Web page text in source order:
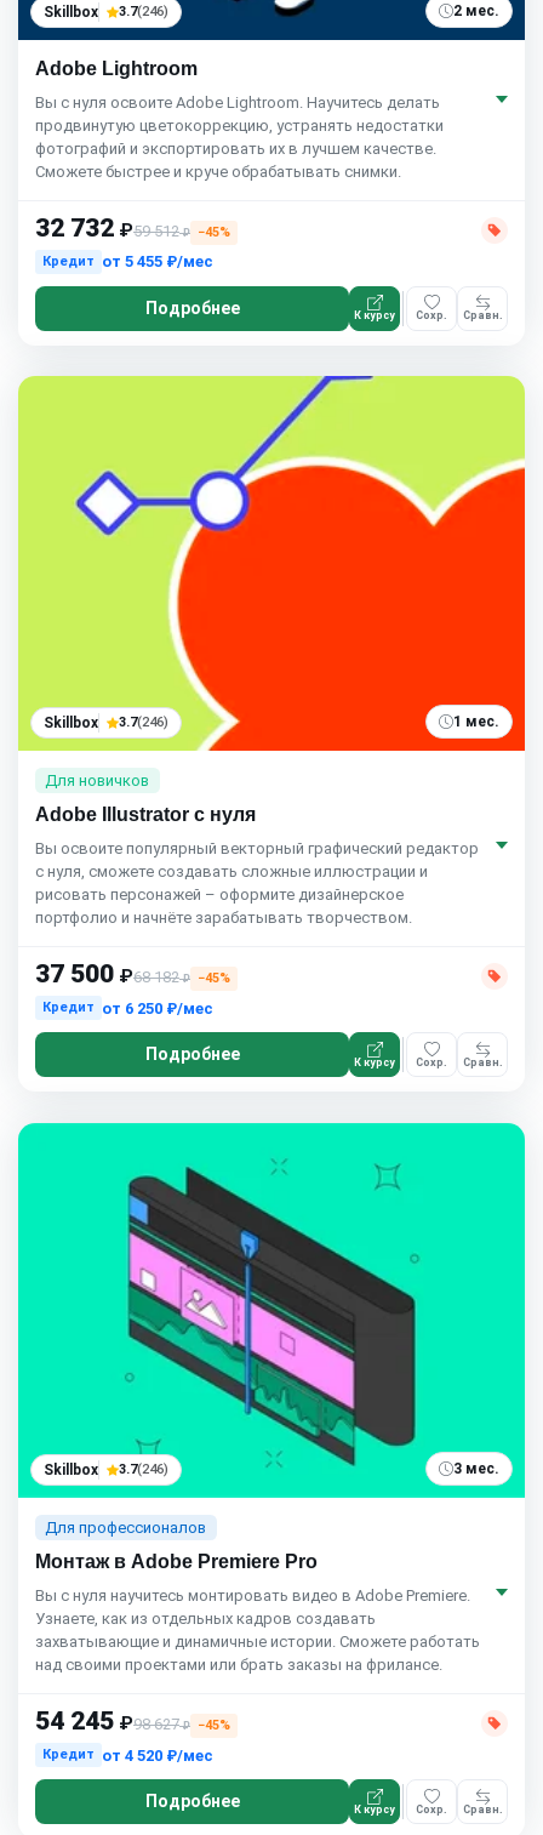
Skillbox 3.7(246) 2 мес.
Adobe Lightroom
Вы c нуля освоите Adobe Lightroom. Научитесь делать
продвинутую цветокоррекцию, устранять недостатки
фотографий и экспортировать их в лучшем качестве.
Сможете быстрее и круче обрабатывать снимки.
32 732 ₽59 512₽
−45%
Кредит
от 5 455 ₽/мес
Подробнее К курсу Сохр. Сравн.
Skillbox 3.7(246) 1 мес.
Для новичков
Adobe Illustrator с нуля
Вы освоите популярный векторный графический редактор
с нуля, сможете создавать сложные иллюстрации и
рисовать персонажей – оформите дизайнерское
портфолио и начнёте зарабатывать творчеством.
37 500 ₽68 182₽
−45%
Кредит
от 6 250 ₽/мес
Подробнее К курсу Сохр. Сравн.
Skillbox 3.7(246) 3 мес.
Для профессионалов
Монтаж в Adobe Premiere Pro
Вы с нуля научитесь монтировать видео в Adobe Premiere.
Узнаете, как из отдельных кадров создавать
захватывающие и динамичные истории. Сможете работать
над своими проектами или брать заказы на фрилансе.
54 245 ₽98 627₽
−45%
Кредит
от 4 520 ₽/мес
Подробнее К курсу Сохр. Сравн.